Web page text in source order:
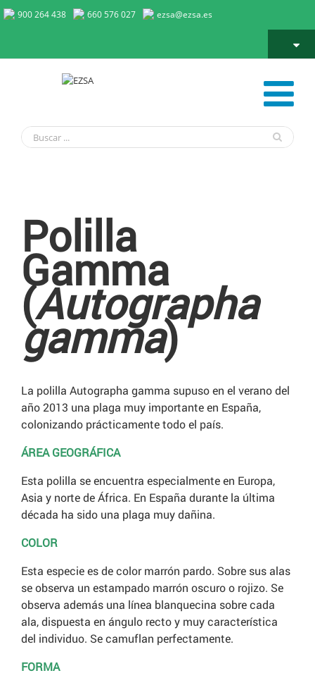
900 264 438 660 576 027 ezsa@ezsa.es
Polilla
Gamma
(Autographa
gamma)
La polilla Autographa gamma supuso en el verano del
año 2013 una plaga muy importante en España,
colonizando prácticamente todo el país.
ÁREA GEOGRÁFICA
Esta polilla se encuentra especialmente en Europa,
Asia y norte de África. En España durante la última
década ha sido una plaga muy dañina.
COLOR
Esta especie es de color marrón pardo. Sobre sus alas
se observa un estampado marrón oscuro o rojizo. Se
observa además una línea blanquecina sobre cada
ala, dispuesta en ángulo recto y muy característica
del individuo. Se camuflan perfectamente.
FORMA